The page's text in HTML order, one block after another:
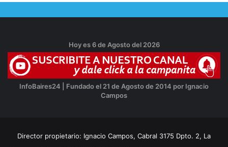
Hoy es 6 de Agosto del 2026
InfoBaires24 | Fundado el 21 de Agosto de 2014 por Ignacio
Campos
Director propietario: Ignacio Campos, Cabral 3175 Dpto. 2, La